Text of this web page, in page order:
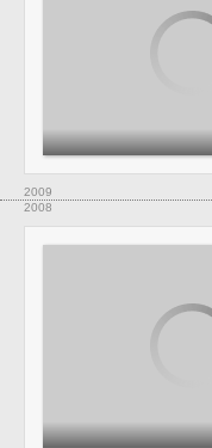
2009
2008